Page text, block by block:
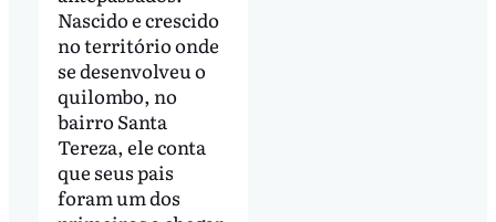
Nascido e crescido
no território onde
se desenvolveu o
quilombo, no
bairro Santa
Tereza, ele conta
que seus pais
foram um dos